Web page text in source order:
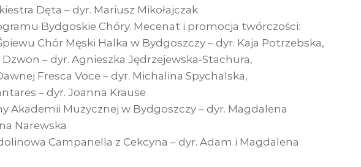
Dęta – dyr. Mariusz Mikołajczak
Bydgoskie Chóry. Mecenat i promocja twórczości:
Chór Męski Halka w Bydgoszczy – dyr. Kaja Potrzebska,
– dyr. Agnieszka Jędrzejewska-Stachura,
Fresca Voce – dyr. Michalina Spychalska,
– dyr. Joanna Krause
Akademii Muzycznej w Bydgoszczy – dyr. Magdalena
Narewska
Campanella z Cekcyna – dyr. Adam i Magdalena